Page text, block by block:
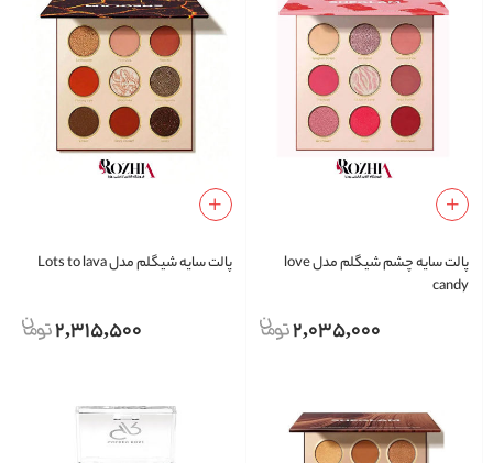
پالت سایه چشم شیگلم مدل love
candy
2,035,000
پالت سایه شیگلم مدل Lots to lava
2,315,500